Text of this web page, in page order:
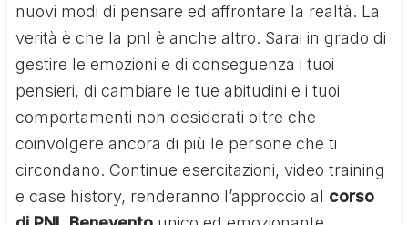
nuovi modi di pensare ed affrontare la realtà. La
verità è che la pnl è anche altro. Sarai in grado di
gestire le emozioni e di conseguenza i tuoi
pensieri, di cambiare le tue abitudini e i tuoi
comportamenti non desiderati oltre che
coinvolgere ancora di più le persone che ti
circondano. Continue esercitazioni, video training
e case history, renderanno l’approccio al corso